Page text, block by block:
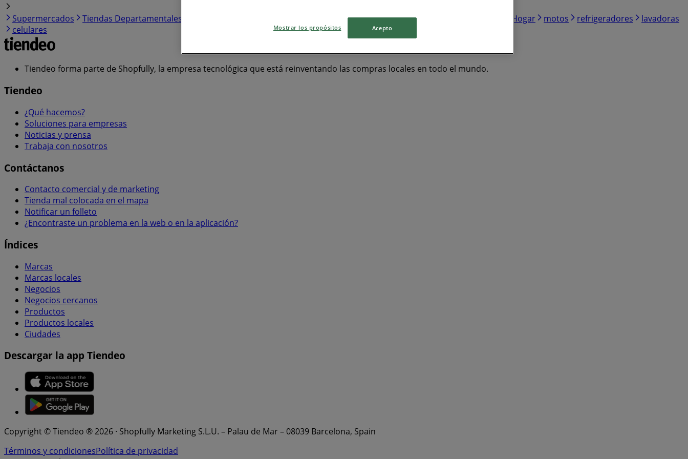
Supermercados
Tiendas Departamentales Ropa, Zapatos y Accesorios Hogar motos refrigeradores
lavadoras
celulares
Tiendeo forma parte de Shopfully, la empresa tecnológica que está reinventando las compras locales en todo el mundo.
Tiendeo
¿Qué hacemos?
Soluciones para empresas
Noticias y prensa
Trabaja con nosotros
Contáctanos
Contacto comercial y de marketing
Tienda mal colocada en el mapa
Notificar un folleto
¿Encontraste un problema en la web o en la aplicación?
Índices
Marcas
Marcas locales
Negocios
Negocios cercanos
Productos
Productos locales
Ciudades
Descargar la app Tiendeo
Copyright © Tiendeo ® 2026 · Shopfully Marketing S.L.U. – Palau de Mar – 08039 Barcelona, Spain
Términos y condicionesPolítica de privacidad
Mostrar los propósitos Acepto